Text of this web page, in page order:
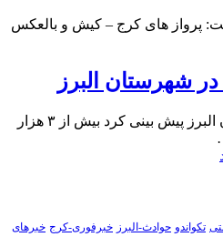
پرواز های کرج – کیش و بالعکس
شهرستان البرز
مدیر جهاد کشاورزی شهرستان البرز پیش بینی کرد بیش از ۳ هزار
تکواندو حوادث-البرز خبرفوری-کرج خبرهای